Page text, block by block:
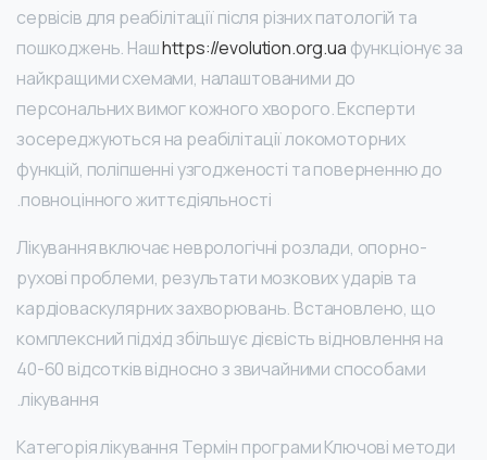
сервісів для реабілітації після різних патологій та
пошкоджень. Нашhttps://evolution.org.ua функціонує за
найкращими схемами, налаштованими до
персональних вимог кожного хворого. Експерти
зосереджуються на реабілітації локомоторних
функцій, поліпшенні узгодженості та поверненню до
повноцінного життєдіяльності.
Лікування включає неврологічні розлади, опорно-
рухові проблеми, результати мозкових ударів та
кардіоваскулярних захворювань. Встановлено, що
комплексний підхід збільшує дієвість відновлення на
40-60 відсотків відносно з звичайними способами
лікування.
Категорія лікування Термін програми Ключові методи